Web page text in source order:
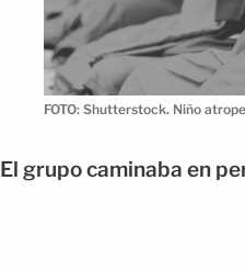
FOTO: Shutterstock. Niño
El grupo caminaba en